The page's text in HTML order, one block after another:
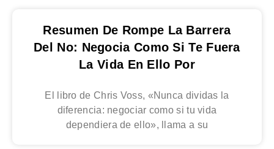
Resumen De Rompe La Barrera
Del No: Negocia Como Si Te Fuera
La Vida En Ello Por
El libro de Chris Voss, «Nunca dividas la
diferencia: negociar como si tu vida
dependiera de ello», llama a su